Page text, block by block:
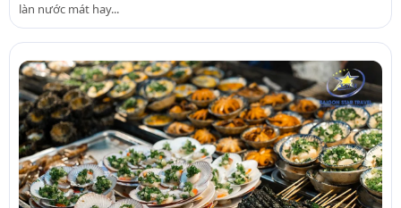
làn nước mát hay...